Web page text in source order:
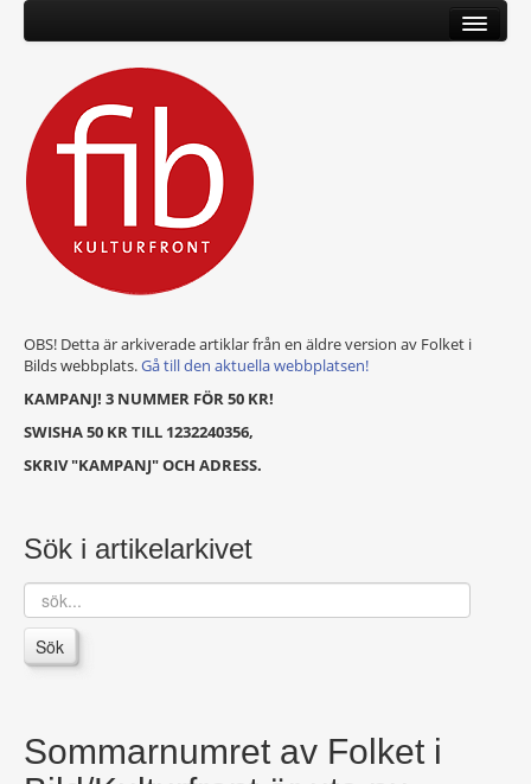
OBS! Detta är arkiverade artiklar från en äldre version av Folket i
Bilds webbplats.Gå till den aktuella webbplatsen!
KAMPANJ! 3 NUMMER FÖR 50 KR!
SWISHA 50 KR TILL 1232240356,
SKRIV "KAMPANJ" OCH ADRESS.
Sök i artikelarkivet
sök...
Sök
Sommarnumret av Folket i